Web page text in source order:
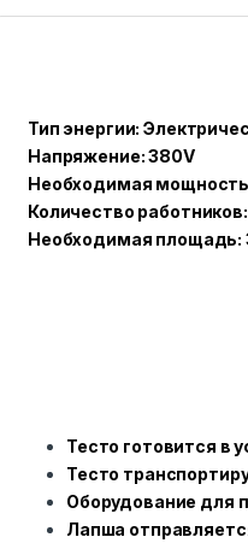
Тип энергии:
Напряжение: 380V
Необходимая
Количество
Необходимая площадь:
Тесто готовится в
Тесто
Оборудование для
Лапша